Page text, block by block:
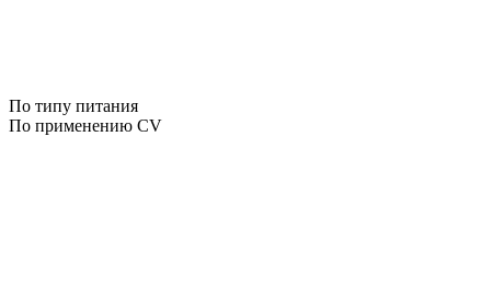
По типу питания
По применению CV